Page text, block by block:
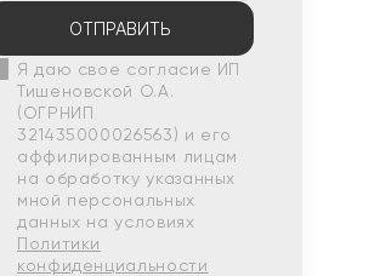
ОТПРАВИТЬ
Я даю свое согласие ИП
Тишеновской О.А.
(ОГРНИП
321435000026563) и его
аффилированным лицам
на обработку указанных
мной персональных
данных на условиях
Политики
конфиденциальности